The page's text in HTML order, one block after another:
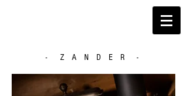
- Z A N D E R -